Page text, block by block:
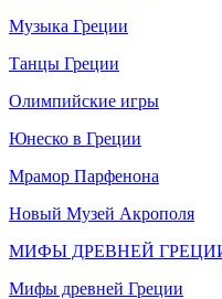
Музыка Греции
Танцы Греции
Олимпийские игры
Юнеско в Греции
Мрамор Парфенона
Новый Музей Акрополя
МИФЫ ДРЕВНЕЙ
Мифы древней Греции